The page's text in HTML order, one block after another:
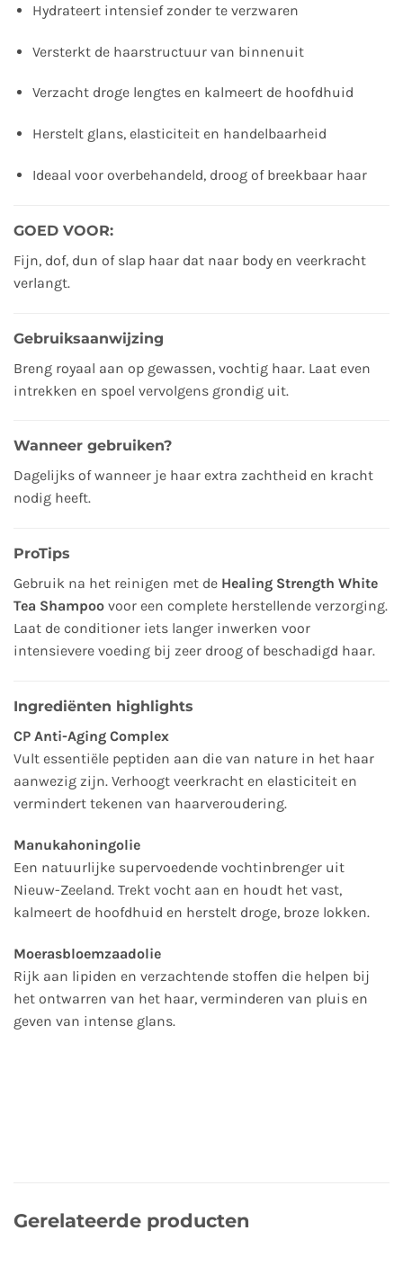
Hydrateert intensief zonder te verzwaren
Versterkt de haarstructuur van binnenuit
Verzacht droge lengtes en kalmeert de hoofdhuid
Herstelt glans, elasticiteit en handelbaarheid
Ideaal voor overbehandeld, droog of breekbaar haar
GOED VOOR:
Fijn, dof, dun of slap haar dat naar body en veerkracht
verlangt.
Gebruiksaanwijzing
Breng royaal aan op gewassen, vochtig haar. Laat even
intrekken en spoel vervolgens grondig uit.
Wanneer gebruiken?
Dagelijks of wanneer je haar extra zachtheid en kracht
nodig heeft.
ProTips
Gebruik na het reinigen met de Healing Strength White
Tea Shampoo voor een complete herstellende verzorging.
Laat de conditioner iets langer inwerken voor
intensievere voeding bij zeer droog of beschadigd haar.
Ingrediënten highlights
CP Anti-Aging Complex
Vult essentiële peptiden aan die van nature in het haar
aanwezig zijn. Verhoogt veerkracht en elasticiteit en
vermindert tekenen van haarveroudering.
Manukahoningolie
Een natuurlijke supervoedende vochtinbrenger uit
Nieuw-Zeeland. Trekt vocht aan en houdt het vast,
kalmeert de hoofdhuid en herstelt droge, broze lokken.
Moerasbloemzaadolie
Rijk aan lipiden en verzachtende stoffen die helpen bij
het ontwarren van het haar, verminderen van pluis en
geven van intense glans.
Gerelateerde producten